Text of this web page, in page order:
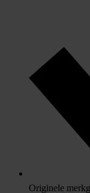
Originele